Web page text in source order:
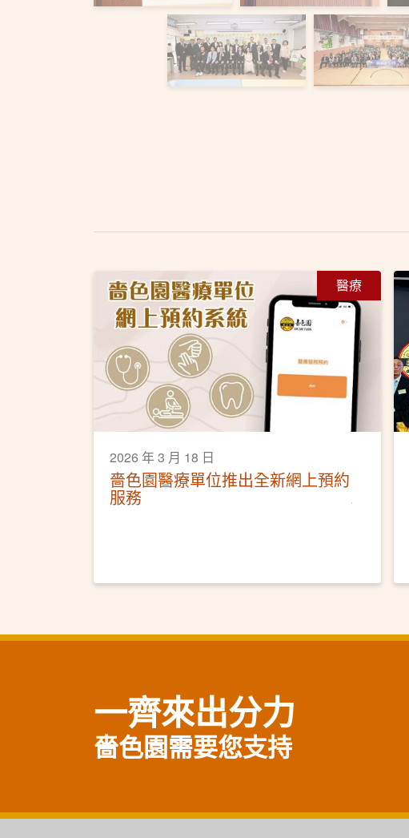
醫療
2026 年 3 月 18 日
嗇色園醫療單位推出全新網上預約
服務
一齊來出分力
嗇色園需要您支持